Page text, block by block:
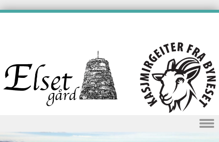
Skip to content